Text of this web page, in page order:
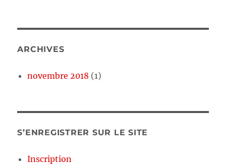
ARCHIVES
novembre 2018 (1)
S’ENREGISTRER SUR LE SITE
Inscription